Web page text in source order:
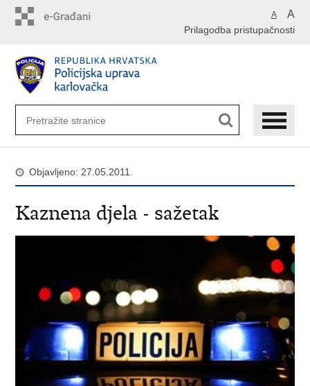
A A
Prilagodba pristupačnosti
Objavljeno: 27.05.2011.
Kaznena djela - sažetak